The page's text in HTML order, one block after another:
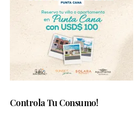
Controla Tu Consumo!